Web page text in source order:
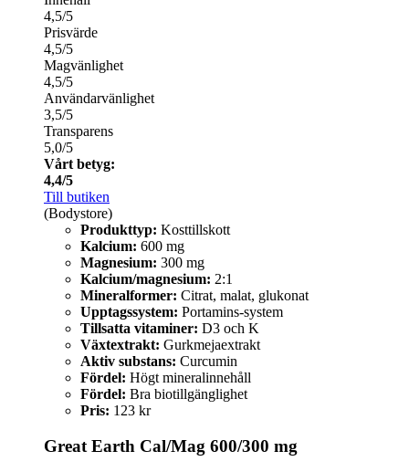
4,5/5
Prisvärde
4,5/5
Magvänlighet
4,5/5
Användarvänlighet
3,5/5
Transparens
5,0/5
Vårt betyg:
4,4/5
Till butiken
(Bodystore)
Produkttyp: Kosttillskott
Kalcium: 600 mg
Magnesium: 300 mg
Kalcium/magnesium: 2:1
Mineralformer: Citrat, malat, glukonat
Upptagssystem: Portamins-system
Tillsatta vitaminer: D3 och K
Växtextrakt: Gurkmejaextrakt
Aktiv substans: Curcumin
Fördel: Högt mineralinnehåll
Fördel: Bra biotillgänglighet
Pris: 123 kr
Great Earth Cal/Mag 600/300 mg